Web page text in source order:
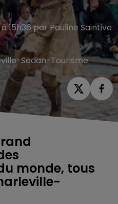
15h36 par Pauline Saintive
Sedan-Tourisme
monde, tous